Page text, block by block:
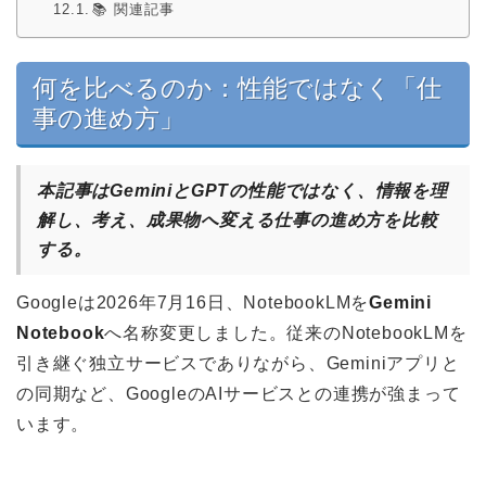
📚 関連記事
何を比べるのか：性能ではなく「仕
事の進め方」
本記事はGeminiとGPTの性能ではなく、情報を理
解し、考え、成果物へ変える仕事の進め方を比較
する。
Googleは2026年7月16日、NotebookLMをGemini
Notebookへ名称変更しました。従来のNotebookLMを
引き継ぐ独立サービスでありながら、Geminiアプリと
の同期など、GoogleのAIサービスとの連携が強まって
います。